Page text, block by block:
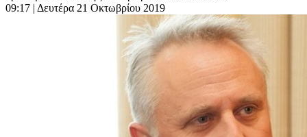
09:17 | Δευτέρα 21 Οκτωβρίου 2019